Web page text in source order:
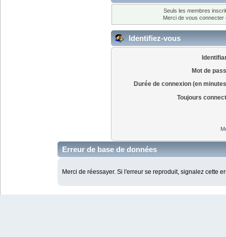
Seuls les membres
Merci de vous
Identifiez-vous
Mot de
Durée de connexion (en
Toujours
Erreur de base de données
Merci de réessayer. Si l'erreur se reproduit, signalez cette